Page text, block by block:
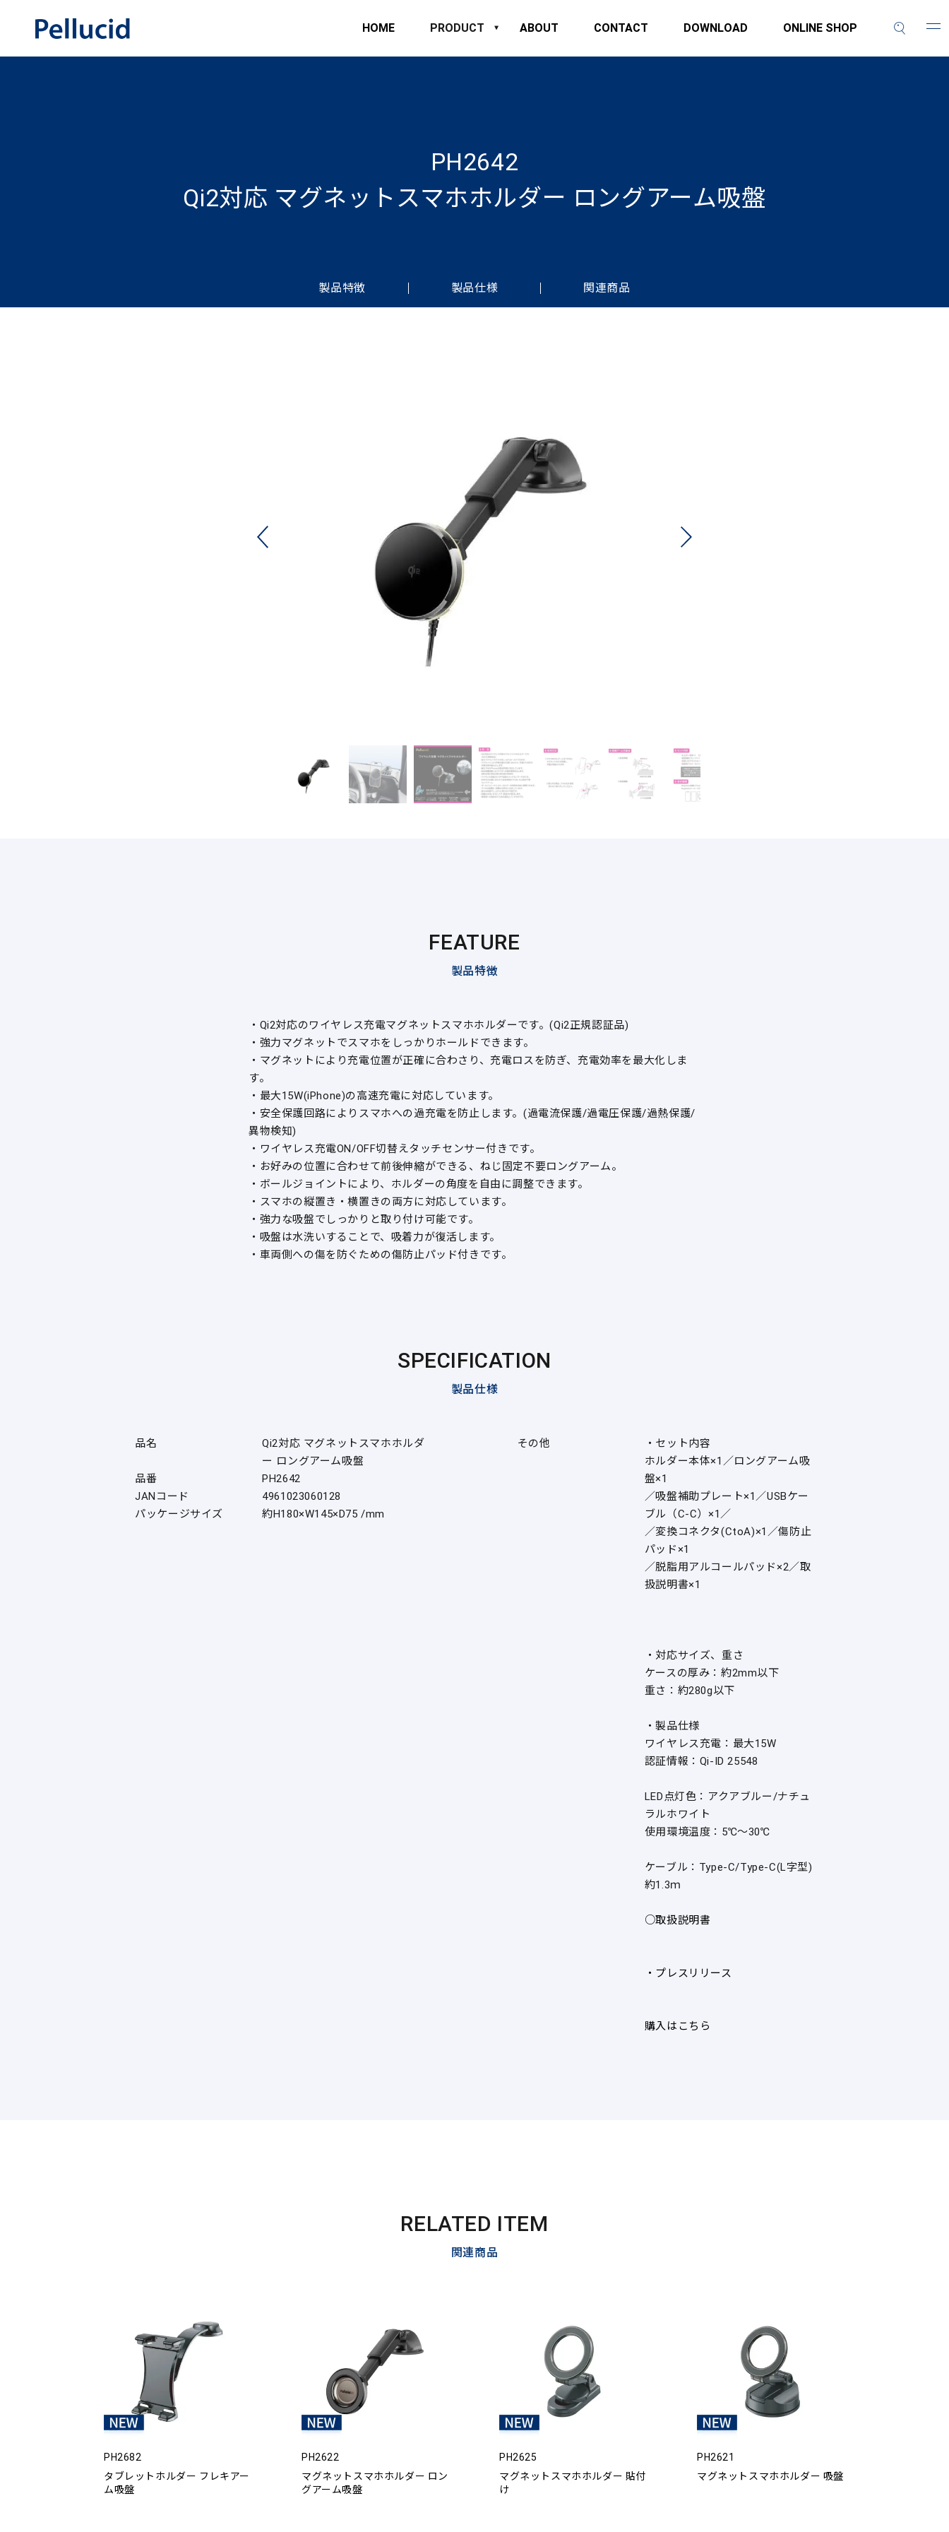
HOME PRODUCT ABOUT CONTACT DOWNLOAD ONLINE SHOP
PH2642
Qi2対応 マグネットスマホホルダー ロングアーム吸盤
製品特徴 製品仕様 関連商品
FEATURE
製品特徴
・Qi2対応のワイヤレス充電マグネットスマホホルダーです。(Qi2正規認証品)
・強力マグネットでスマホをしっかりホールドできます。
・マグネットにより充電位置が正確に合わさり、充電ロスを防ぎ、充電効率を最大化しま
す。
・最大15W(iPhone)の高速充電に対応しています。
・安全保護回路によりスマホへの過充電を防止します。(過電流保護/過電圧保護/過熱保護/
異物検知)
・ワイヤレス充電ON/OFF切替えタッチセンサー付きです。
・お好みの位置に合わせて前後伸縮ができる、ねじ固定不要ロングアーム。
・ボールジョイントにより、ホルダーの角度を自由に調整できます。
・スマホの縦置き・横置きの両方に対応しています。
・強力な吸盤でしっかりと取り付け可能です。
・吸盤は水洗いすることで、吸着力が復活します。
・車両側への傷を防ぐための傷防止パッド付きです。
SPECIFICATION
製品仕様
品名
Qi2対応 マグネットスマホホルダ
ー ロングアーム吸盤
品番
PH2642
JANコード
4961023060128
パッケージサイズ
約H180×W145×D75 /mm
その他
・セット内容
ホルダー本体×1／ロングアーム吸
盤×1
／吸盤補助プレート×1／USBケー
ブル（C-C）×1／
／変換コネクタ(CtoA)×1／傷防止
パッド×1
／脱脂用アルコールパッド×2／取
扱説明書×1
・対応サイズ、重さ
ケースの厚み：約2mm以下
重さ：約280g以下
・製品仕様
ワイヤレス充電：最大15W
認証情報：Qi-ID 25548
LED点灯色：アクアブルー/ナチュ
ラルホワイト
使用環境温度：5℃～30℃
ケーブル：Type-C/Type-C(L字型)
約1.3ｍ
○取扱説明書
・プレスリリース
購入はこちら
RELATED ITEM
関連商品
PH2682
タブレットホルダー フレキアー
ム吸盤
PH2622
マグネットスマホホルダー ロン
グアーム吸盤
PH2625
マグネットスマホホルダー 貼付
け
PH2621
マグネットスマホホルダー 吸盤